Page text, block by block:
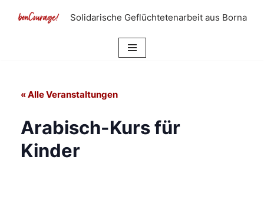
Solidarische Geflüchtetenarbeit aus Borna
« Alle Veranstaltungen
Arabisch-Kurs für
Kinder